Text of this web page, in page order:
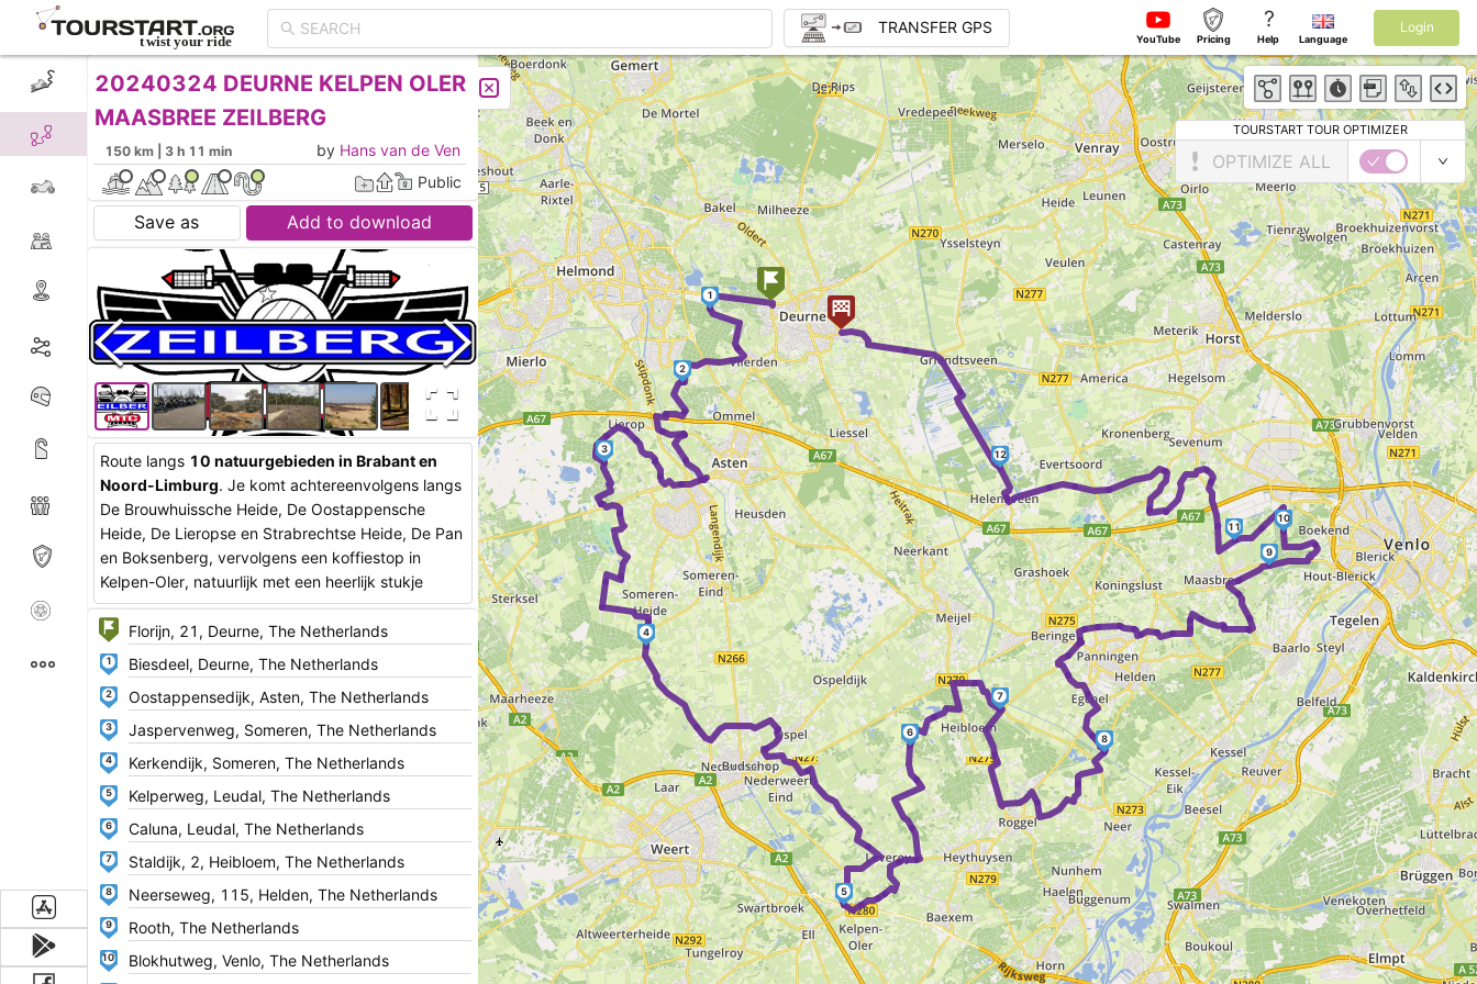
1
2
3
4
5
6
7
8
9
10
11
12
TRANSFER GPS
YouTube Pricing
?
Help Language
Login
CREATE TOUR LIST
20240324 DEURNE KELPEN OLER
MAASBREE ZEILBERG
150 km | 3 h 11 min by Hans van de Ven
Public
Save as Add to download
Route langs 10 natuurgebieden in Brabant en
Noord-Limburg. Je komt achtereenvolgens langs
De Brouwhuissche Heide, De Oostappensche
Heide, De Lieropse en Strabrechtse Heide, De Pan
en Boksenberg, vervolgens een koffiestop in
Kelpen-Oler, natuurlijk met een heerlijk stukje
Limburgse vlaai. Na de koffie gaat het verder
langs Nederpeel-Grave, Waterbloem, en De
Heldense Bossen. Nu is het tijd om te gaan
lunchen, dat doen we in Maasbree. Na de lunch
volgen nog de Crayelheide, de Gelderse Heide en
als laatste de Deurnsche & Mariapeel. Zoals
gebruikelijk eindigen we bij Den Draai in Zeilberg.
Lees meer...
1
2
3
4
5
6
7
8
9
10
TOURSTART TOUR OPTIMIZER
OPTIMIZE ALL